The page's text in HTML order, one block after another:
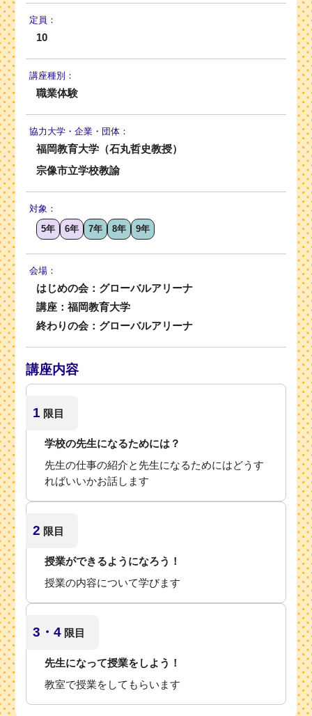
定員：
10
講座種別：
職業体験
協力大学・企業・団体：
福岡教育大学（石丸哲史教授）
宗像市立学校教諭
対象：
5年
6年 7年 8年 9年
会場：
はじめの会：グローバルアリーナ
講座：福岡教育大学
終わりの会：グローバルアリーナ
講座内容
1 限目
学校の先生になるためには？
先生の仕事の紹介と先生になるためにはどうす
ればいいかお話します
2 限目
授業ができるようになろう！
授業の内容について学びます
3・4 限目
先生になって授業をしよう！
教室で授業をしてもらいます